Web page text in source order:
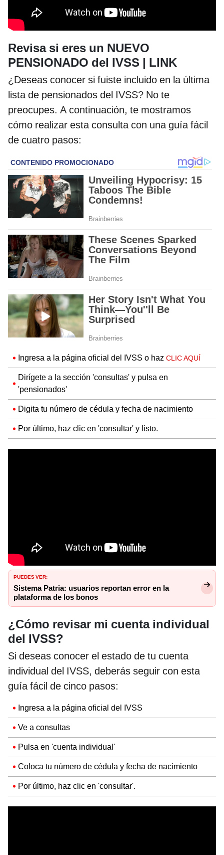
Revisa si eres un NUEVO
PENSIONADO del IVSS | LINK
¿Deseas conocer si fuiste incluido en la última
lista de pensionados del IVSS? No te
preocupes. A continuación, te mostramos
cómo realizar esta consulta con una guía fácil
de cuatro pasos:
Ingresa a la página oficial del IVSS o haz CLIC AQUÍ
Dirígete a la sección 'consultas' y pulsa en
'pensionados'
Digita tu número de cédula y fecha de nacimiento
Por último, haz clic en 'consultar' y listo.
PUEDES VER:
Sistema Patria: usuarios reportan error en la
plataforma de los bonos
¿Cómo revisar mi cuenta individual
del IVSS?
Si deseas conocer el estado de tu cuenta
individual del IVSS, deberás seguir con esta
guía fácil de cinco pasos:
Ingresa a la página oficial del IVSS
Ve a consultas
Pulsa en 'cuenta individual'
Coloca tu número de cédula y fecha de nacimiento
Por último, haz clic en 'consultar'.